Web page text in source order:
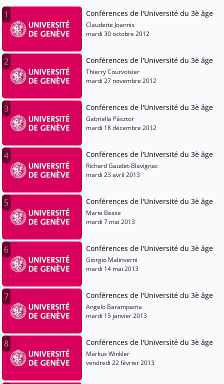
1 Conférences de l'Université du 3è âge
Claudette Joannis
mardi 30 octobre 2012
2 Conférences de l'Université du 3è âge
Thierry Courvoisier
mardi 27 novembre 2012
3 Conférences de l'Université du 3è âge
Gabriella Pásztor
mardi 18 décembre 2012
4 Conférences de l'Université du 3è âge
Richard Gaudet-Blavignac
mardi 23 avril 2013
5 Conférences de l'Université du 3è âge
Marie Besse
mardi 7 mai 2013
6 Conférences de l'Université du 3è âge
Giorgio Malinverni
mardi 14 mai 2013
7 Conférences de l'Université du 3è âge
Angelo Barampama
mardi 15 janvier 2013
8 Conférences de l'Université du 3è âge
Markus Winkler
vendredi 22 février 2013